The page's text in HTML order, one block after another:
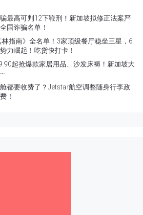
最高可判12下鞭刑！新加坡拟修正法案严
国诈骗名单！
指南》全名单！3家顶级餐厅稳坐三星，6
力崛起！吃货快打卡！
起抢爆款家居用品、沙发床褥！新加坡大
都要收费了？Jetstar航空调整随身行李政
！